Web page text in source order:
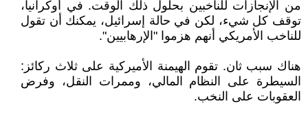
من الإنجازات للناخبين بحلول ذلك الوقت. في أوكرانيا،
توقف كل شيء، لكن في حالة إسرائيل، يمكنك أن تقول
للناخب الأمريكي أنهم هزموا "الإرهابيين".
هناك سبب ثان. تقوم الهيمنة الأميركية على ثلاث ركائز:
السيطرة على النظام المالي، وممرات النقل، وفرض
العقوبات على النخب.